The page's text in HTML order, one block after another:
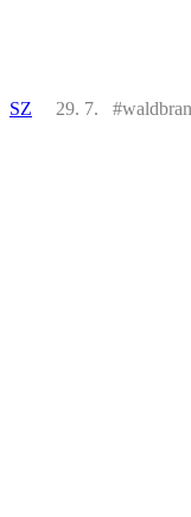
SZ 29. 7.